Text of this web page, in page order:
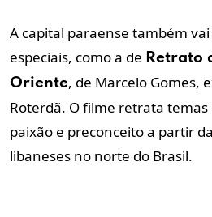
A capital paraense também
especiais, como a de Retrato
Oriente, de Marcelo Gomes,
Roterdã. O filme retrata
paixão e preconceito a partir
libaneses no norte do Brasil.